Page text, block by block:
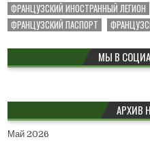
ФРАНЦУЗСКИЙ ИНОСТРАННЫЙ ЛЕГИОН
ФРАНЦУЗСКИЙ ПАСПОРТ
МЫ В
АРХИВ
Май 2026